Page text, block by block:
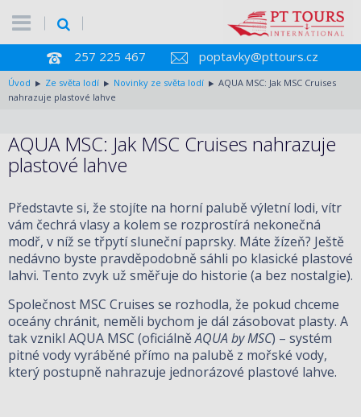
257 225 467 poptavky@pttours.cz
Úvod Ze světa lodí Novinky ze světa lodí
AQUA MSC: Jak MSC Cruises
nahrazuje plastové lahve
AQUA MSC: Jak MSC Cruises nahrazuje
plastové lahve
Představte si, že stojíte na horní palubě výletní lodi, vítr
vám čechrá vlasy a kolem se rozprostírá nekonečná
modř, v níž se třpytí sluneční paprsky. Máte žízeň? Ještě
nedávno byste pravděpodobně sáhli po klasické plastové
lahvi. Tento zvyk už směřuje do historie (a bez nostalgie).
Společnost MSC Cruises se rozhodla, že pokud chceme
oceány chránit, neměli bychom je dál zásobovat plasty. A
tak vznikl AQUA MSC (oficiálněAQUA by MSC) – systém
pitné vody vyráběné přímo na palubě z mořské vody,
který postupně nahrazuje jednorázové plastové lahve.